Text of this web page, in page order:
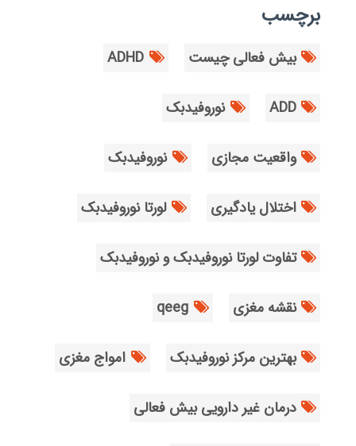
برچسب
بیش فعالی چیست ADHD
ADD نوروفیدبک
واقعیت مجازی نوروفیدبک
اختلال یادگیری لورتا نوروفیدبک
تفاوت لورتا نوروفیدبک و نوروفیدبک
نقشه مغزی qeeg
بهترین مرکز نوروفیدبک امواج مغزی
درمان غیر دارویی بیش فعالی